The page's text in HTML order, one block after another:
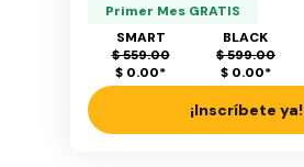
Primer Mes GRATIS
SMART
$ 559.00
$ 0.00*
BLACK
$ 599.00
$ 0.00*
¡Inscríbete ya!